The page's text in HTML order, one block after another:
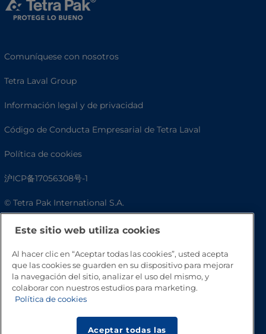
Comuníquese con nosotros
Tetra Laval Group
Información legal y de privacidad
Código de Conducta Empresarial de Tetra Laval
Política de cookies
沪ICP备17056308号-1
© Tetra Pak International S.A.
Accesibilidad
Preguntas frecuentes
Este sitio web utiliza cookies
Al hacer clic en “Aceptar todas las cookies”, usted acepta
que las cookies se guarden en su dispositivo para mejorar
la navegación del sitio, analizar el uso del mismo, y
colaborar con nuestros estudios para marketing.
Política de cookies
Aceptar todas las